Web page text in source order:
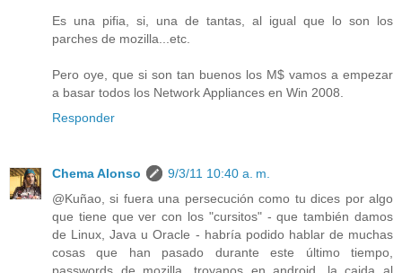
Es una pifia, si, una de tantas, al igual que lo son los
parches de mozilla...etc.
Pero oye, que si son tan buenos los M$ vamos a empezar
a basar todos los Network Appliances en Win 2008.
Responder
Chema Alonso
9/3/11 10:40 a. m.
@Kuñao, si fuera una persecución como tu dices por algo
que tiene que ver con los "cursitos" - que también damos
de Linux, Java u Oracle - habría podido hablar de muchas
cosas que han pasado durante este último tiempo,